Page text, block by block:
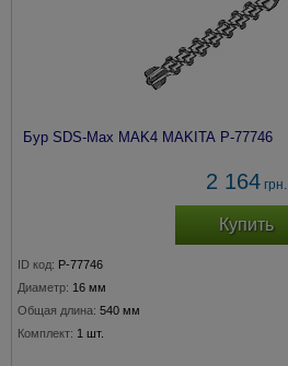
Бур SDS-Max MAK4 MAKITA P-77746
2 164 грн.
Купить
ID код: P-77746
Диаметр: 16 мм
Общая длина: 540 мм
Комплект: 1 шт.